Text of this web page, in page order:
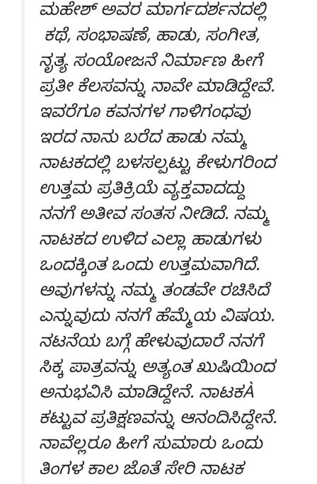
ಮಹೇಶ್ ಅವರ ಮಾರ್ಗದರ್ಶನದಲ್ಲಿ
ಕಥೆ, ಸಂಭಾಷಣೆ, ಹಾಡು, ಸಂಗೀತ,
ನೃತ್ಯ ಸಂಯೋಜನೆ ನಿರ್ಮಾಣ ಹೀಗೆ
ಪ್ರತೀ ಕೆಲಸವನ್ನು ನಾವೇ ಮಾಡಿದ್ದೇವೆ.
ಇವರೆಗೂ ಕವನಗಳ ಗಾಳಿಗಂಧವು
ಇರದ ನಾನು ಬರೆದ ಹಾಡು ನಮ್ಮ
ನಾಟಕದಲ್ಲಿ ಬಳಸಲ್ಪಟ್ಟು ಕೇಳುಗರಿಂದ
ಉತ್ತಮ ಪ್ರತಿಕ್ರಿಯೆ ವ್ಯಕ್ತವಾದದ್ದು
ನನಗೆ ಅತೀವ ಸಂತಸ ನೀಡಿದೆ. ನಮ್ಮ
ನಾಟಕದ ಉಳಿದ ಎಲ್ಲಾ ಹಾಡುಗಳು
ಒಂದಕ್ಕಿಂತ ಒಂದು ಉತ್ತಮವಾಗಿದೆ.
ಅವುಗಳನ್ನು ನಮ್ಮ ತಂಡವೇ ರಚಿಸಿದೆ
ಎನ್ನುವುದು ನನಗೆ ಹೆಮ್ಮೆಯ ವಿಷಯ.
ನಟನೆಯ ಬಗ್ಗೆ ಹೇಳುವುದಾರೆ ನನಗೆ
ಸಿಕ್ಕ ಪಾತ್ರವನ್ನು ಅತ್ಯಂತ ಖುಷಿಯಿಂದ
ಅನುಭವಿಸಿ ಮಾಡಿದ್ದೇನೆ. ನಾಟಕÀ
ಕಟ್ಟುವ ಪ್ರತಿಕ್ಷಣವನ್ನು ಆನಂದಿಸಿದ್ದೇನೆ.
ನಾವೆಲ್ಲರೂ ಹೀಗೆ ಸುಮಾರು ಒಂದು
ತಿಂಗಳ ಕಾಲ ಜೊತೆ ಸೇರಿ ನಾಟಕ